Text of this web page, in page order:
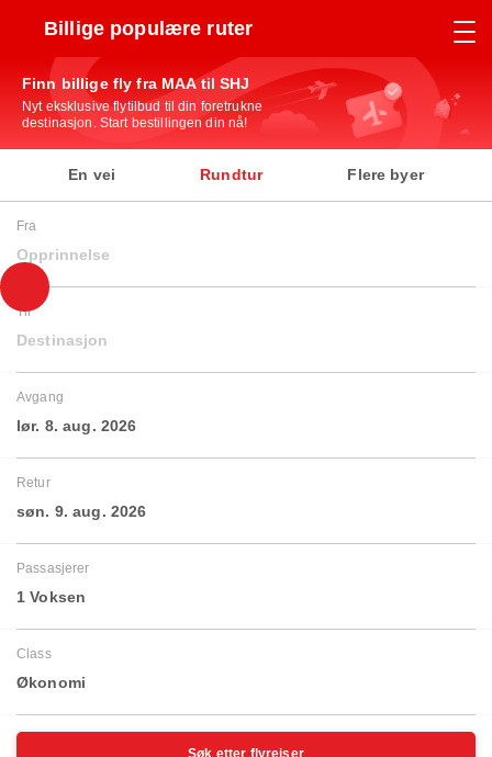
Billige populære ruter
Finn billige fly fra MAA til SHJ
Nyt eksklusive flytilbud til din foretrukne
destinasjon. Start bestillingen din nå!
En vei Rundtur Flere byer
Fra
Opprinnelse
Til
Destinasjon
Avgang
lør. 8. aug. 2026
Retur
søn. 9. aug. 2026
Passasjerer
1 Voksen
Class
Økonomi
Søk etter flyreiser